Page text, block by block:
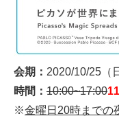
会期： 2020/10/25（
時間： 10:00~17:00
※金曜日20時までの